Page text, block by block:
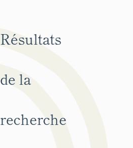
Résultats
de la
recherche